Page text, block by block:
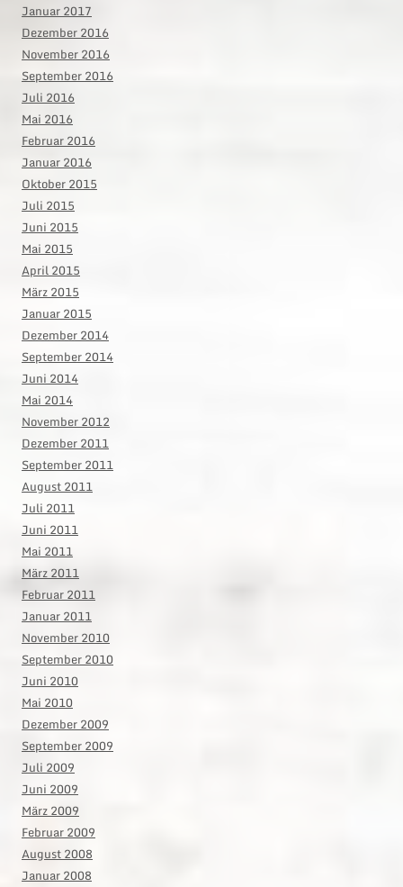
Januar 2017
Dezember 2016
November 2016
September 2016
Juli 2016
Mai 2016
Februar 2016
Januar 2016
Oktober 2015
Juli 2015
Juni 2015
Mai 2015
April 2015
März 2015
Januar 2015
Dezember 2014
September 2014
Juni 2014
Mai 2014
November 2012
Dezember 2011
September 2011
August 2011
Juli 2011
Juni 2011
Mai 2011
März 2011
Februar 2011
Januar 2011
November 2010
September 2010
Juni 2010
Mai 2010
Dezember 2009
September 2009
Juli 2009
Juni 2009
März 2009
Februar 2009
August 2008
Januar 2008